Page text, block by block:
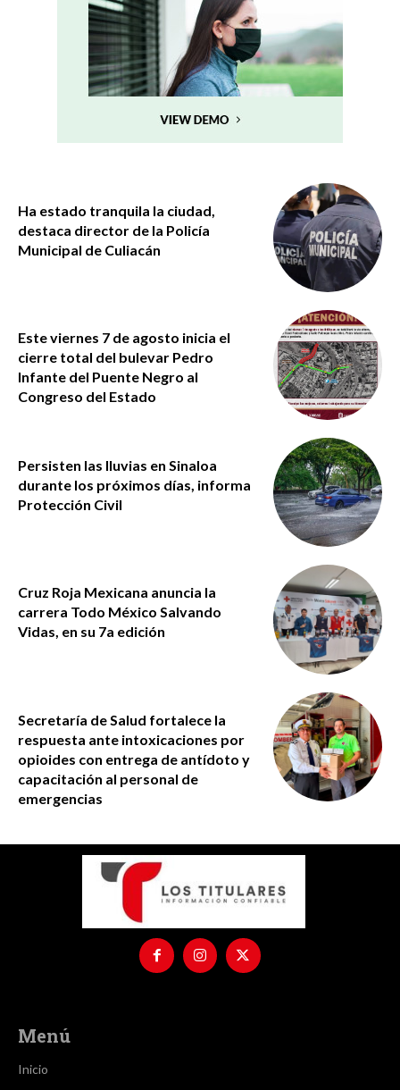
Ha estado tranquila la ciudad,
destaca director de la Policía
Municipal de Culiacán
Este viernes 7 de agosto inicia el
cierre total del bulevar Pedro
Infante del Puente Negro al
Congreso del Estado
Persisten las lluvias en Sinaloa
durante los próximos días, informa
Protección Civil
Cruz Roja Mexicana anuncia la
carrera Todo México Salvando
Vidas, en su 7a edición
Secretaría de Salud fortalece la
respuesta ante intoxicaciones por
opioides con entrega de antídoto y
capacitación al personal de
emergencias
Menú
Inicio